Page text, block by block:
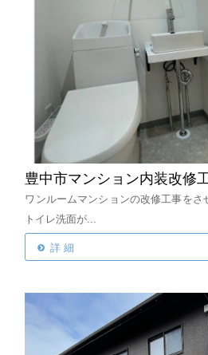
豊中市マンション内装改修
ワンルームマンションの改修工事をさ
トイレ洗面が...
詳 細